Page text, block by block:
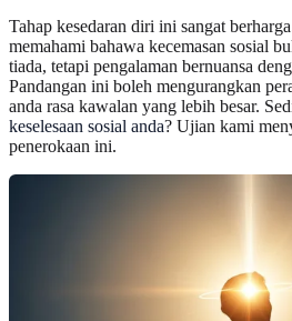
Tahap kesedaran diri ini sangat
memahami bahawa kecemasan sosial
tiada, tetapi pengalaman bernuansa
Pandangan ini boleh mengurangkan
anda rasa kawalan yang lebih besar.
keselesaan sosial anda? Ujian kami
penerokaan ini.